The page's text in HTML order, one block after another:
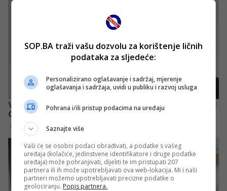
SOP.BA traži vašu dozvolu za korištenje ličnih
podataka za sljedeće:
Personalizirano oglašavanje i sadržaj, mjerenje
oglašavanja i sadržaja, uvidi u publiku i razvoj usluga
Pohrana i/ili pristup podacima na uređaju
Saznajte više
Vaši će se osobni podaci obrađivati, a podatke s vašeg
uređaja (kolačiće, jedinstvene identifikatore i druge podatke
uređaja) može pohranjivati, dijeliti te im pristupati 207
partnera ili ih može upotrebljavati ova web-lokacija. Mi i naši
partneri možemo upotrebljavati precizne podatke o
geolociranju. Popis partnera.